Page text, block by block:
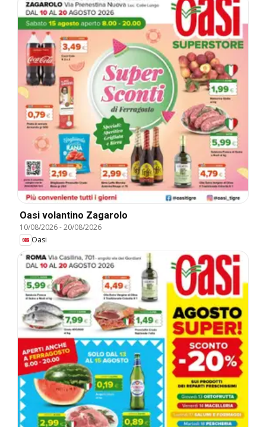
Oasi volantino Zagarolo
10/08/2026-20/08/2026
Oasi